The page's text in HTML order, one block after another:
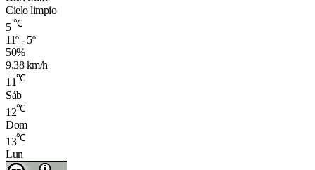
Cielo limpio
5 ℃
11º - 5º
50%
9.38 km/h
11℃
Sáb
12℃
Dom
13℃
Lun